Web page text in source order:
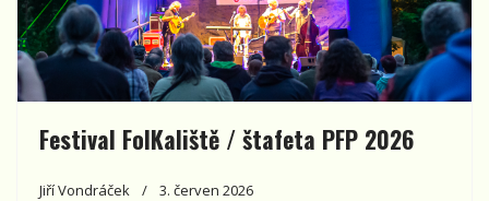
Festival FolKaliště / štafeta PFP 2026
Jiří Vondráček 3. červen 2026